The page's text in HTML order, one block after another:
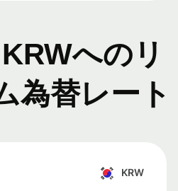
へのリ
為替レート
KRW